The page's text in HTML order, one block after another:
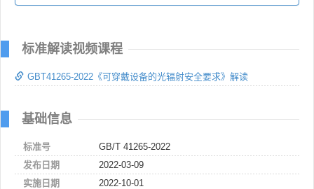
标准解读视频课程
GBT41265-2022《可穿戴设备的光辐射安全要求》解读
基础信息
标准号
GB/T 41265-2022
发布日期
2022-03-09
实施日期
2022-10-01